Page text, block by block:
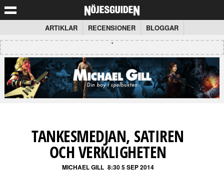
ARTIKLAR RECENSIONER BLOGGAR
TANKESMEDJAN, SATIREN
OCH VERKLIGHETEN
MICHAEL GILL 8:30 5 SEP 2014